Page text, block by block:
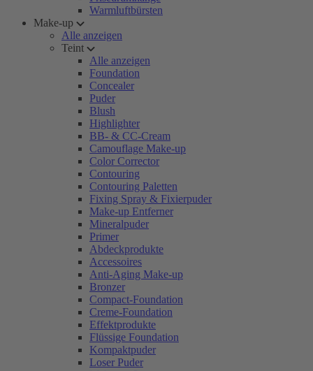
Warmluftbürsten
Make-up
Alle anzeigen
Teint
Alle anzeigen
Foundation
Concealer
Puder
Blush
Highlighter
BB- & CC-Cream
Camouflage Make-up
Color Corrector
Contouring
Contouring Paletten
Fixing Spray & Fixierpuder
Make-up Entferner
Mineralpuder
Primer
Abdeckprodukte
Accessoires
Anti-Aging Make-up
Bronzer
Compact-Foundation
Creme-Foundation
Effektprodukte
Flüssige Foundation
Kompaktpuder
Loser Puder